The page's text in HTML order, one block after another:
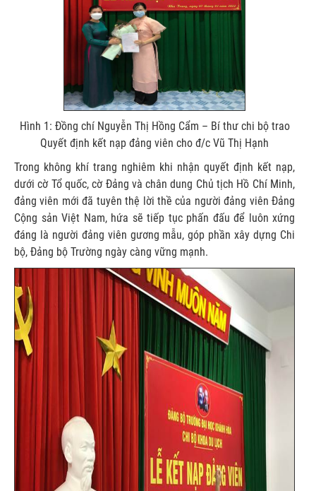
Hình 1: Đồng chí Nguyễn Thị Hồng Cẩm – Bí thư chi bộ trao
Quyết định kết nạp đảng viên cho đ/c Vũ Thị Hạnh
Trong không khí trang nghiêm khi nhận quyết định kết nạp,
dưới cờ Tổ quốc, cờ Đảng và chân dung Chủ tịch Hồ Chí Minh,
đảng viên mới đã tuyên thệ lời thề của người đảng viên Đảng
Cộng sản Việt Nam, hứa sẽ tiếp tục phấn đấu để luôn xứng
đáng là người đảng viên gương mẫu, góp phần xây dựng Chi
bộ, Đảng bộ Trường ngày càng vững mạnh.